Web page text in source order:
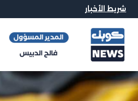
شريط الأخبار